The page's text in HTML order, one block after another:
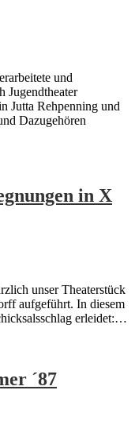
und
Jugendtheater
Jutta Rehpenning und
Dazugehören
in X
unser Theaterstück
aufgeführt. In diesem
erleidet:…
´87